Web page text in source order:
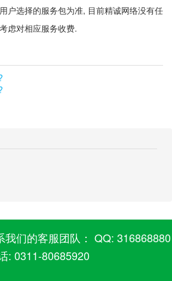
户选择的服务包为准, 目前精诚网络没有任
虑对相应服务收费.
我们的客服团队： QQ: 316868880
: 0311-80685920